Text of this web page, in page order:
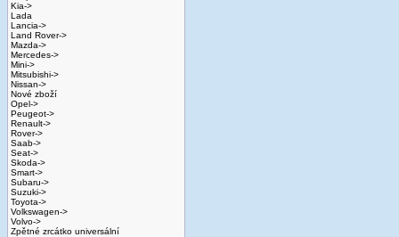
Kia->
Lada
Lancia->
Land Rover->
Mazda->
Mercedes->
Mini->
Mitsubishi->
Nissan->
Nové zboží
Opel->
Peugeot->
Renault->
Rover->
Saab->
Seat->
Skoda->
Smart->
Subaru->
Suzuki->
Toyota->
Volkswagen->
Volvo->
Zpětné zrcátko universální